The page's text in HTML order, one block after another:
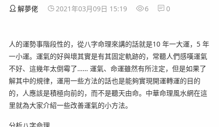
解夢佬 2021年03月09日 15:19 6 0
人的運勢事階段性的，從八字命理來講的話就是10 年一大運，5 年
一小運。運氣的好與壞其實是有其固定軌跡的，常聽人們感嘆運氣
不好、這幾年太倒霉了…… 運氣、命運雖然有所注定，但是如果了
解其中的規律，運用一些方法的話也是能夠實現開運轉運的目的
的，人應該是積極向前的，而不是聽天由命。中華命理風水網在這
里就為大家介紹一些改善運氣的小方法。